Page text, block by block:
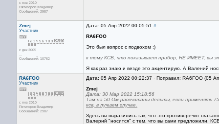
с янв 2010
Пятигорск Владимир
Сообщений: 2987
Zmej
Участник
с дек 2005
...
Сообщений: 10762
Дата: 05 Апр 2022 00:05:51 #
RA6FOO
Это был вопрос с подвохом :)
к тому КСВ, что показывает прибор, НЕ ИМЕЕТ, вы
Я как раз знаю и везде это акцентирую. А Валений
RA6FOO
Участник
с янв 2010
Пятигорск Владимир
Сообщений: 2987
Дата: 05 Апр 2022 00:22:37 · Поправил: RA6FOO (05
Zmej
Дата: 30 Мар 2022 15:18:56
Там на 50 Ом рассчитаны дельты, если применять
ксв, в лучшем случае.
Здесь вы выразились так, что это противоречит
Валерий "носится" с тем, что вы сами предложили,